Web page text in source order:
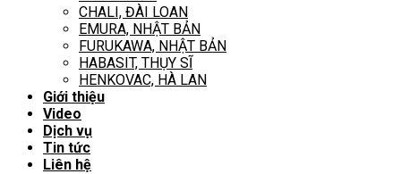
CHALI, ĐÀI LOAN
EMURA, NHẬT BẢN
FURUKAWA, NHẬT BẢN
HABASIT, THỤY SĨ
HENKOVAC, HÀ LAN
Giới thiệu
Video
Dịch vụ
Tin tức
Liên hệ